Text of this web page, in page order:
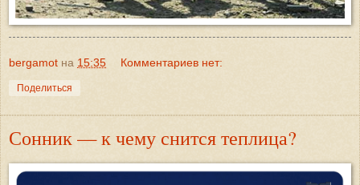
bergamot на 15:35 Комментариев нет:
Поделиться
Сонник — к чему снится теплица?